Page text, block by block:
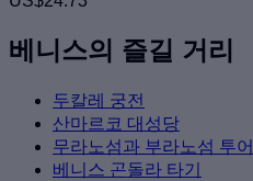
베니스의 즐길 거리
두칼레 궁전
산마르코 대성당
무라노섬과 부라노섬 투어
베니스 곤돌라 타기